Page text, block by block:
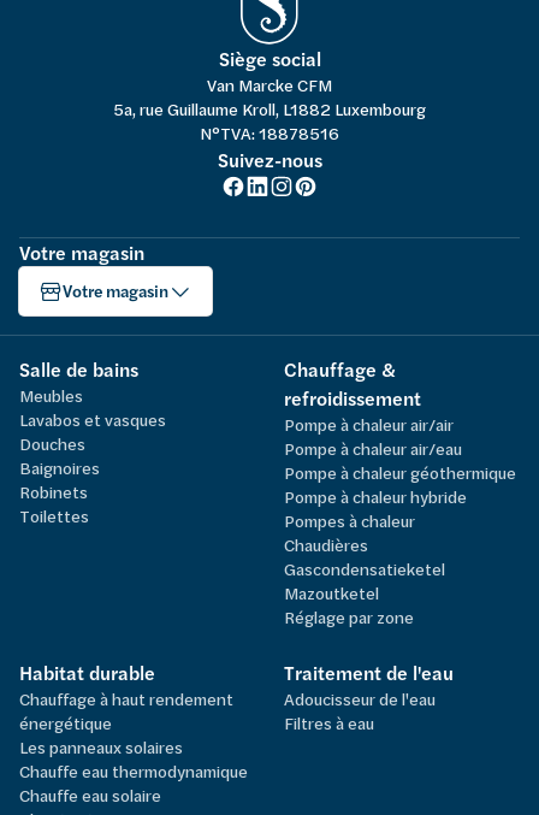
Siège social
Van Marcke CFM
5a, rue Guillaume Kroll, L1882 Luxembourg
N°TVA: 18878516
Suivez-nous
Votre magasin
Votre magasin
Salle de bains
Meubles
Lavabos et vasques
Douches
Baignoires
Robinets
Toilettes
Chauffage &
refroidissement
Pompe à chaleur air/air
Pompe à chaleur air/eau
Pompe à chaleur géothermique
Pompe à chaleur hybride
Pompes à chaleur
Chaudières
Gascondensatieketel
Mazoutketel
Réglage par zone
Habitat durable
Chauffage à haut rendement
énergétique
Les panneaux solaires
Chauffe eau thermodynamique
Chauffe eau solaire
Traitement de l'eau
Adoucisseur de l'eau
Filtres à eau